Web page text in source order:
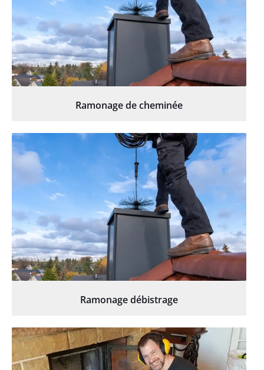
Ramonage de cheminée
Ramonage débistrage